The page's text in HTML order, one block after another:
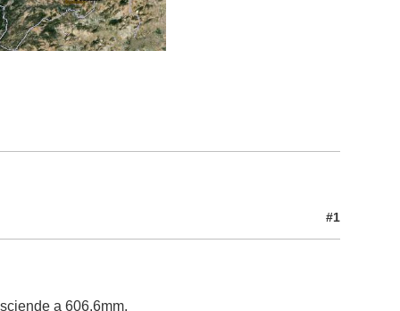
#1
a 606,6mm.